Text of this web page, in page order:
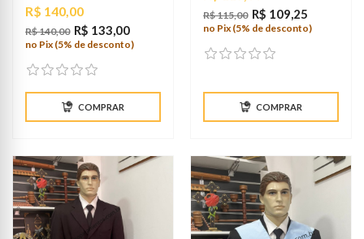
Preço
R$ 140,00
R$ 140,00 R$ 133,00
no Pix (5% de desconto)
COMPRAR
R$ 115,00 R$ 109,25
no Pix (5% de desconto)
COMPRAR